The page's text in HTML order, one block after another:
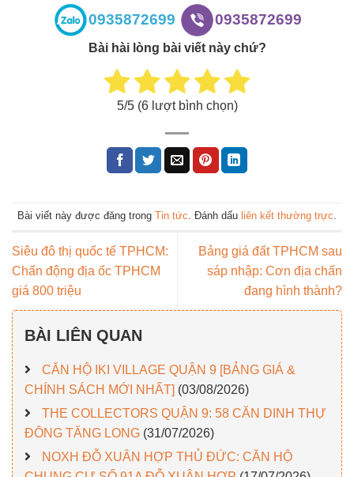
0935872699 0935872699
Bài hài lòng bài viết này chứ?
5/5 (6lượt bình chọn)
Bài viết này được đăng trong Tin tức. Đánh dấu liên kết thường trực.
Siêu đô thị quốc tế TPHCM:
Chấn động địa ốc TPHCM
giá 800 triệu
Bảng giá đất TPHCM sau
sáp nhập: Cơn địa chấn
đang hình thành?
BÀI LIÊN QUAN
CĂN HỘ IKI VILLAGE QUẬN 9 [BẢNG GIÁ &
CHÍNH SÁCH MỚI NHẤT] (03/08/2026)
THE COLLECTORS QUẬN 9: 58 CĂN DINH THỰ
ĐÔNG TĂNG LONG (31/07/2026)
NOXH ĐỖ XUÂN HỢP THỦ ĐỨC: CĂN HỘ